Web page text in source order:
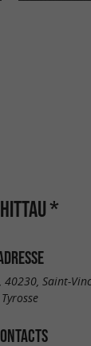
*
Saint-
Tyrosse